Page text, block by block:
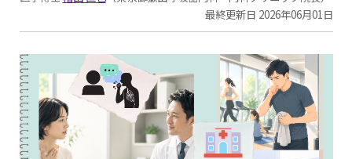
最終更新日 2026年06月01日